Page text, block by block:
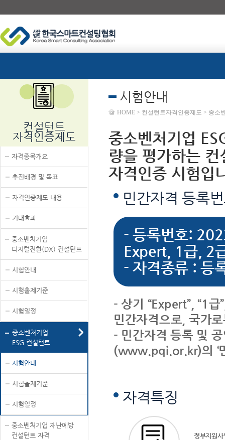
컨설턴트
자격인증제도
자격종목개요
추진배경 및 목표
자격인증제도 내용
기대효과
중소벤처기업
디지털전환(DX) 컨설턴트
시험안내
시험출제기준
시험일정
중소벤처기업
ESG 컨설턴트
시험안내
시험출제기준
시험일정
중소벤처기업 재난예방
컨설턴트 자격
시험안내
HOME > 컨설턴트자격인증제도 > 중소
중소벤처기업
량을 평가하는 컨
자격인증 시험입
민간자격 등록
- 등록번호:
Expert, 1급, 2
- 자격종류 : 등
- 상기 “Expert”, “1
민간자격으로, 국가
- 민간자격 등록 및
(www.pqi.or.kr)의 ‘
자격특징
정부지원